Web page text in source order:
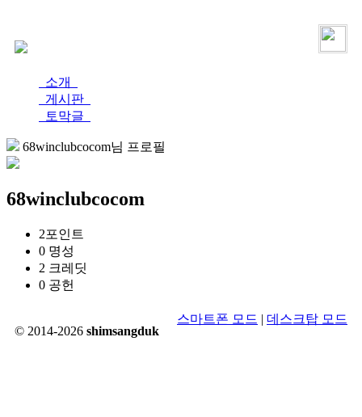
소개
게시판
토막글
68winclubcocom님 프로필
68winclubcocom
2포인트
0 명성
2 크레딧
0 공헌
© 2014-2026 shimsangduk
스마트폰 모드 | 데스크탑 모드